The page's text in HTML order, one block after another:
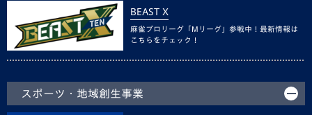
BEAST X
麻雀プロリーグ「Mリーグ」参戦中！最新情報は
こちらをチェック！
スポーツ・地域創生事業